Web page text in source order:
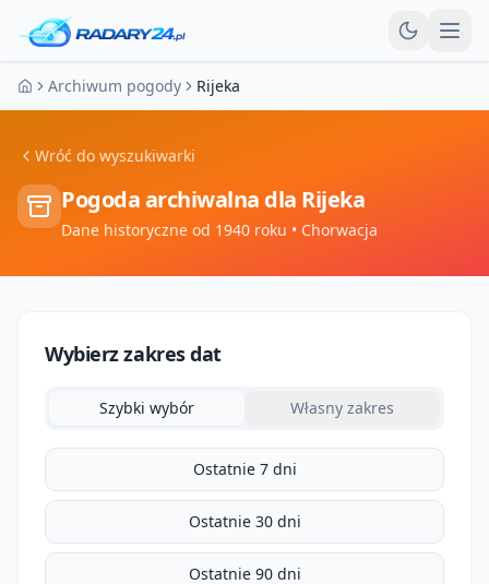
Strona główna
Archiwum pogody Rijeka
Wróć do wyszukiwarki
Pogoda archiwalna dla Rijeka
Dane historyczne od 1940 roku • Chorwacja
Wybierz zakres dat
Szybki wybór Własny zakres
Ostatnie 7 dni
Ostatnie 30 dni
Ostatnie 90 dni